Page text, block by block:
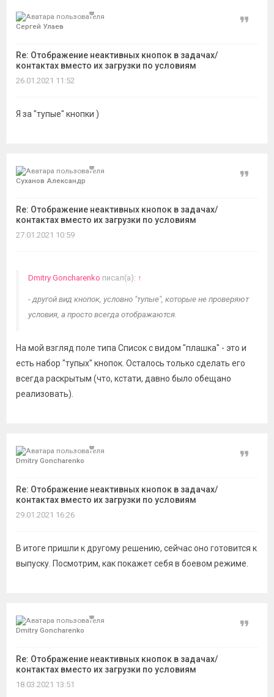
Сергей Улаев
Re: Отображение неактивных кнопок в задачах/
контактах вместо их загрузки по условиям
Цитата
26.01.2021 11:52
Я за "тупые" кнопки )
Суханов Александр
Re: Отображение неактивных кнопок в задачах/
контактах вместо их загрузки по условиям
Цитата
27.01.2021 10:59
Dmitry Goncharenko писал(а): ↑
- другой вид кнопок, условно "тупые", которые не проверяют
условия, а просто всегда отображаются.
На мой взгляд поле типа Список с видом "плашка" - это и
есть набор "тупых" кнопок. Осталось только сделать его
всегда раскрытым (что, кстати, давно было обещано
реализовать).
Dmitry Goncharenko
Re: Отображение неактивных кнопок в задачах/
контактах вместо их загрузки по условиям
Цитата
29.01.2021 16:26
В итоге пришли к другому решению, сейчас оно готовится к
выпуску. Посмотрим, как покажет себя в боевом режиме.
Dmitry Goncharenko
Re: Отображение неактивных кнопок в задачах/
контактах вместо их загрузки по условиям
Цитата
18.03.2021 13:51